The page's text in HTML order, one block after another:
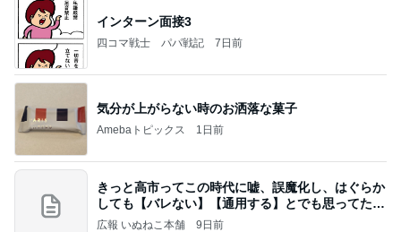
インターン面接3
四コマ戦士 パパ戦記 7日前
気分が上がらない時のお洒落な菓子
Amebaトピックス 1日前
きっと高市ってこの時代に嘘、誤魔化し、はぐらか
しても【バレない】【通用する】とでも思ってたん
だろ
広報 いぬねこ本舗 9日前